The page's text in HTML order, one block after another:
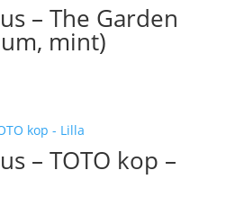
– The Garden
mint)
– TOTO kop –